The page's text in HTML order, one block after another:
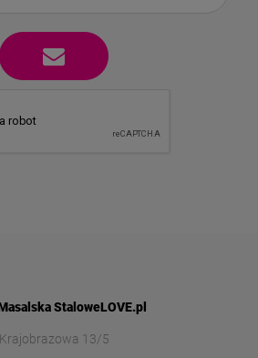
StaloweLOVE.pl
Krajobrazowa 13/5